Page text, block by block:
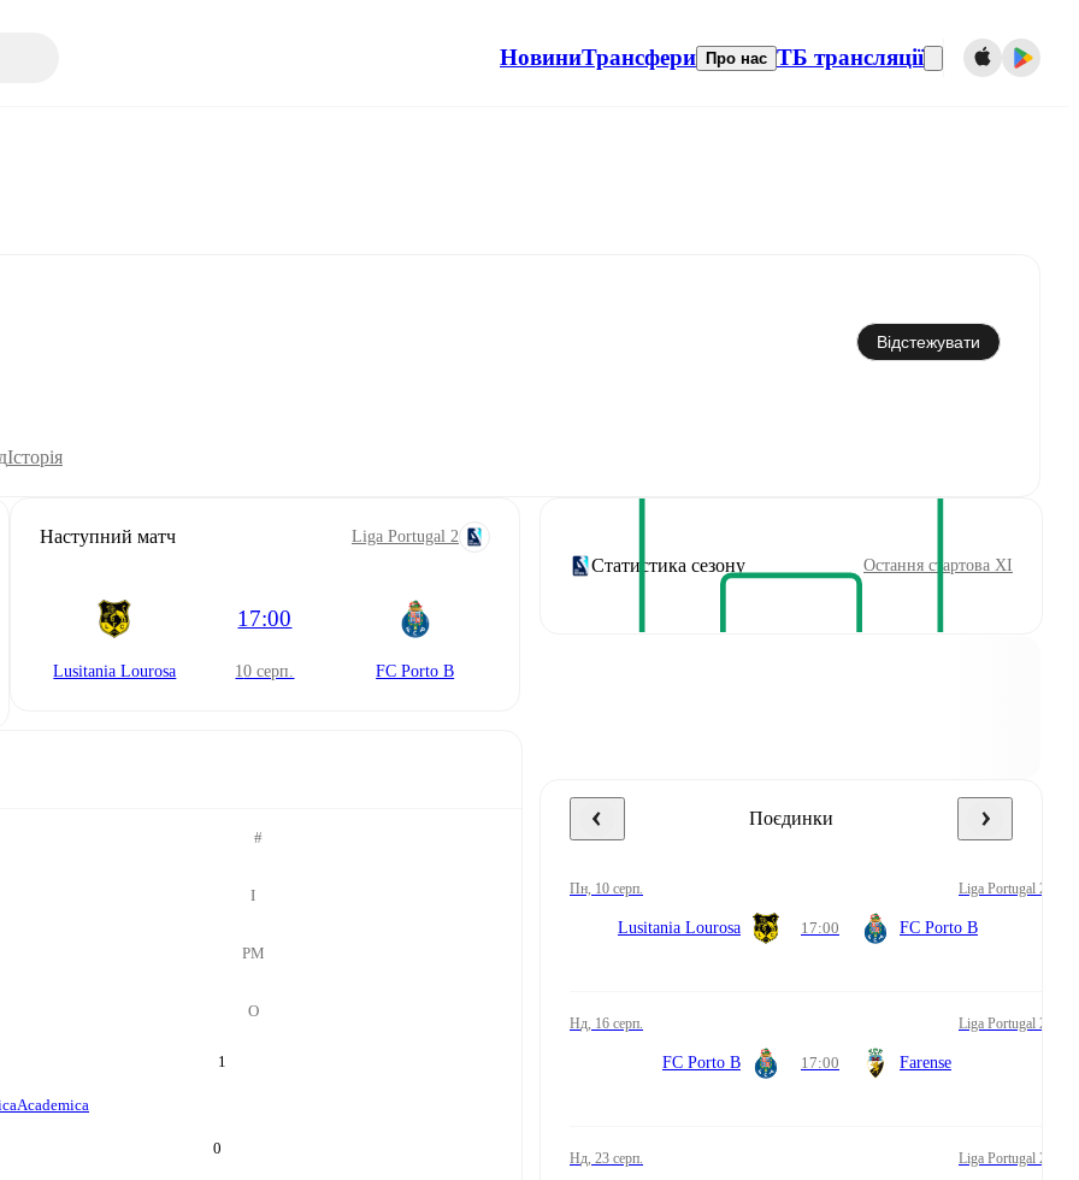
НовиниТрансфери Про нас ТБ трансляції
Відстежувати
Історія
Наступний матч Liga Portugal 2
Lusitania Lourosa
17:00
10 серп. FC Porto B
#
І
РМ
О
1
Academica
0
Статистика сезону Остання стартова XI
Поєдинки
пн, 10 серп. Liga Portugal 2
Lusitania Lourosa 17:00 FC Porto B
нд, 16 серп. Liga Portugal 2
FC Porto B 17:00 Farense
нд, 23 серп. Liga Portugal 2